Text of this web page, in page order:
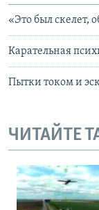
«Это был скелет,
Карательная
Пытки током и
ЧИТАЙТЕ